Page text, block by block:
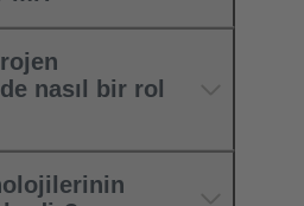
nasıl bir rol